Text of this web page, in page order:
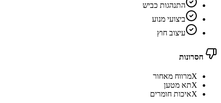
התנהגות כביש
ביצועי מנוע
עיצוב חוץ
חסרונות
Xמרווח מאחור
Xתא מטען
Xאיכות חומרים